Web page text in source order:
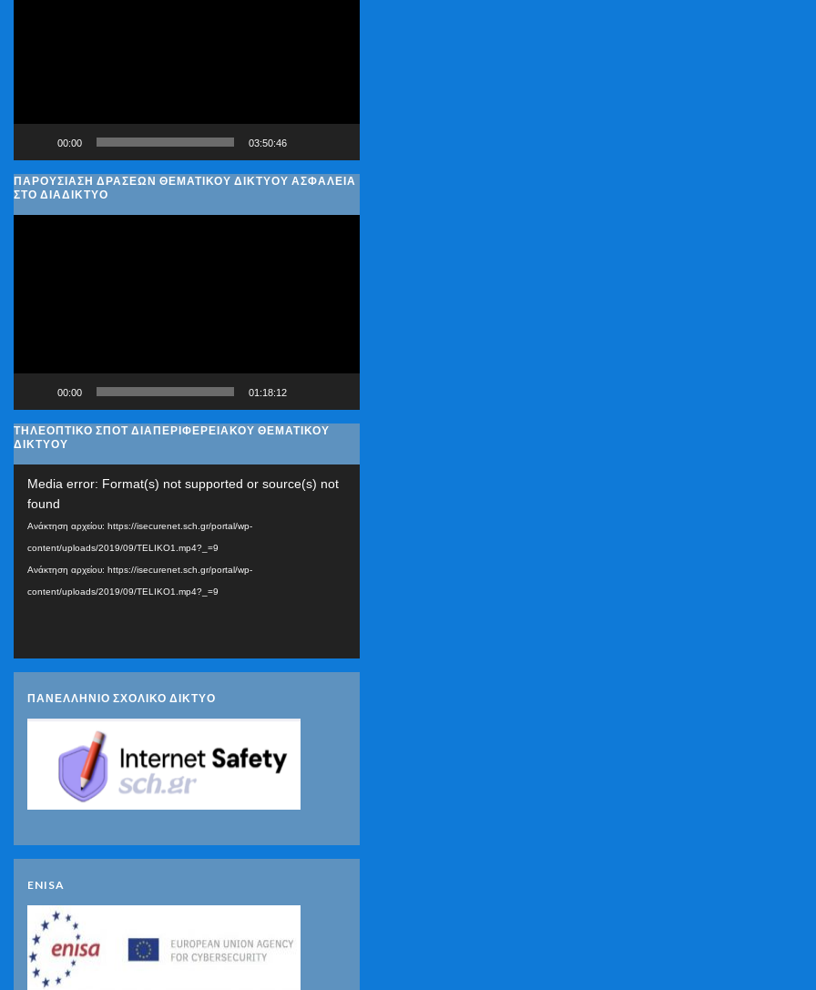
00:00 03:50:46
ΠΑΡΟΥΣΊΑΣΗ ΔΡΆΣΕΩΝ ΘΕΜΑΤΙΚΟΎ ΔΙΚΤΎΟΥ ΑΣΦΆΛΕΙΑ
ΣΤΟ ΔΙΑΔΊΚΤΥΟ
00:00 01:18:12
ΤΗΛΕΟΠΤΙΚΟ ΣΠΟΤ ΔΙΑΠΕΡΙΦΕΡΕΙΑΚΟΥ ΘΕΜΑΤΙΚΟΥ
ΔΙΚΤΥΟΥ
Αναπαραγωγής
Media error: Format(s) not supported or source(s) not
found
Ανάκτηση αρχείου: https://isecurenet.sch.gr/portal/wp-
content/uploads/2019/09/TELIKO1.mp4?_=9
Ανάκτηση αρχείου: https://isecurenet.sch.gr/portal/wp-
content/uploads/2019/09/TELIKO1.mp4?_=9
ΠΑΝΕΛΛΗΝΙΟ ΣΧΟΛΙΚΟ ΔΙΚΤΥΟ
ENISA